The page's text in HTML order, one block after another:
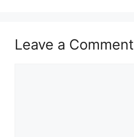
Leave a Comment